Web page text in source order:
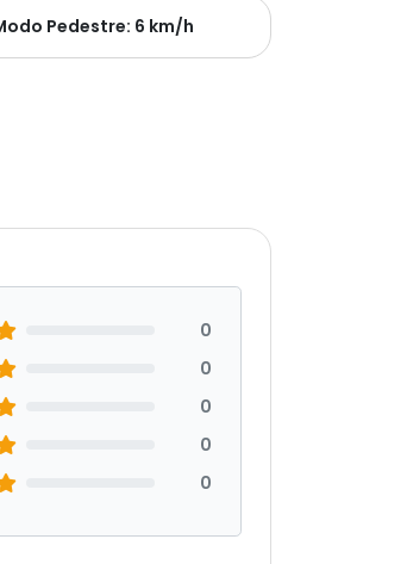
Pedestre: 6 km/h
0
0
0
0
0